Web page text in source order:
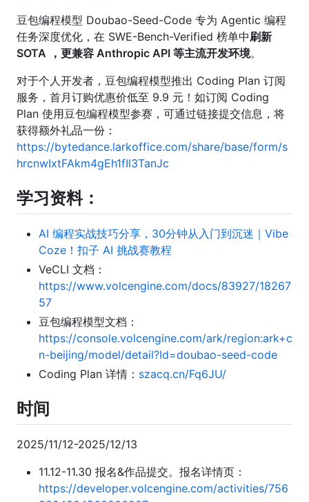
豆包编程模型 Doubao-Seed-Code 专为 Agentic 编程
任务深度优化，在 SWE-Bench-Verified 榜单中刷新
SOTA
，更兼容 Anthropic API 等主流开发环境。
对于个人开发者，豆包编程模型推出 Coding Plan 订阅
服务，首月订购优惠价低至 9.9 元！如订阅 Coding
Plan 使用豆包编程模型参赛，可通过链接提交信息，将
获得额外礼品一份：
https://bytedance.larkoffice.com/share/base/form/s
hrcnwIxtFAkm4gEh1fIl3TanJc
学习资料：
AI 编程实战技巧分享，30分钟从入门到沉迷｜Vibe
Coze！扣子 AI 挑战赛教程
VeCLI 文档：
https://www.volcengine.com/docs/83927/18267
57
豆包编程模型文档：
https://console.volcengine.com/ark/region:ark+c
n-beijing/model/detail?Id=doubao-seed-code
Coding Plan 详情： szacq.cn/Fq6JU/
时间
2025/11/12-2025/12/13
11.12-11.30 报名&作品提交。报名详情页：
https://developer.volcengine.com/activities/756